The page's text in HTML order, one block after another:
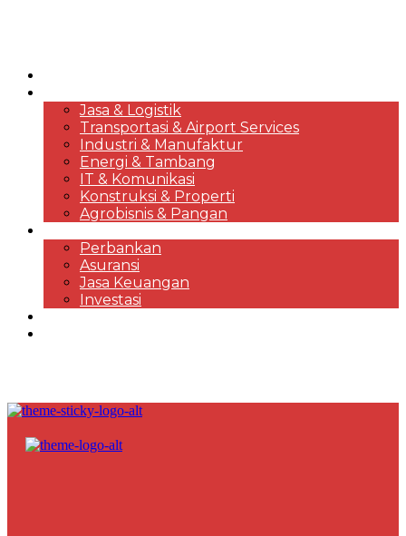
Jasa & Logistik
Transportasi & Airport Services
Industri & Manufaktur
Energi & Tambang
IT & Komunikasi
Konstruksi & Properti
Agrobisnis & Pangan
Perbankan
Asuransi
Jasa Keuangan
Investasi